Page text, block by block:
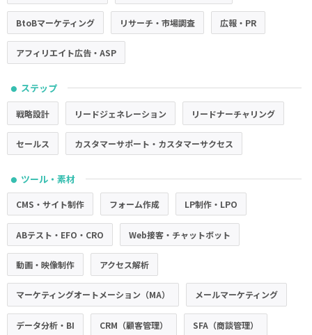
BtoBマーケティング リサーチ・市場調査 広報・PR
アフィリエイト広告・ASP
● ステップ
戦略設計 リードジェネレーション リードナーチャリング
セールス カスタマーサポート・カスタマーサクセス
● ツール・素材
CMS・サイト制作 フォーム作成 LP制作・LPO
ABテスト・EFO・CRO Web接客・チャットボット
動画・映像制作 アクセス解析
マーケティングオートメーション（MA） メールマーケティング
データ分析・BI CRM（顧客管理） SFA（商談管理）